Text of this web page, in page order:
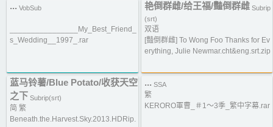
19_Extra_English_-_Kung_fu_fighting.srt 15.4KB
20_Extra_English_-_Every_dog_has_its_day.srt 15KB
21_Extra_English_-_The_entertainers.srt
22_Extra_English_-_Haunting_at_Halloween.srt
23_Extra_English_-_Truth_or_dare.srt
... VobSub
________________My_Best_Friend_
s_Wedding__1997_.rar
艳倒群雌/给王福/豔倒群雌 Subrip
(srt)
双语
[豔倒群雌] To Wong Foo Thanks for Ev
erything, Julie Newmar.cht&eng.srt.zip
蓝马铃薯/Blue Potato/收获天空
之下 Subrip(srt)
简 繁
Beneath.the.Harvest.Sky.2013.HDRip.
... SSA
繁
KERORO軍曹_＃1～3季_繁中字幕.rar